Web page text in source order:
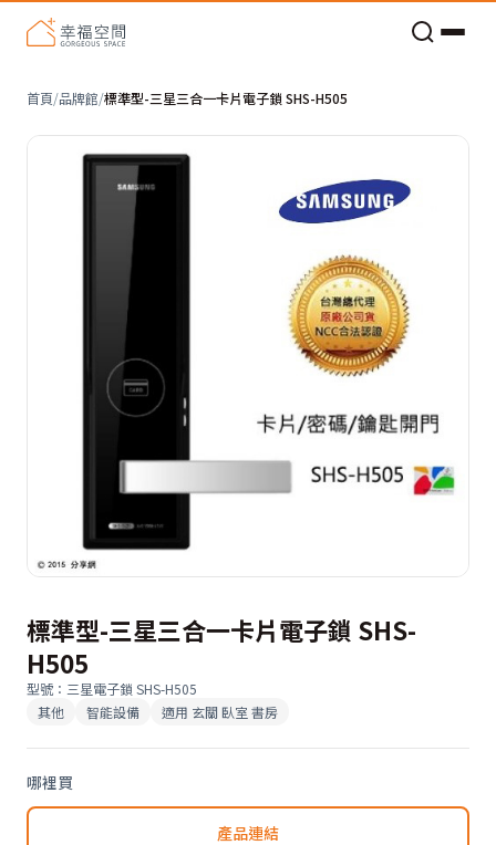
首頁/品牌館/標準型-三星三合一卡片電子鎖 SHS-H505
標準型-三星三合一卡片電子鎖 SHS-
H505
型號 ： 三星電子鎖 SHS-H505
其他
智能設備 適用 玄關 臥室 書房
哪裡買
產品連結